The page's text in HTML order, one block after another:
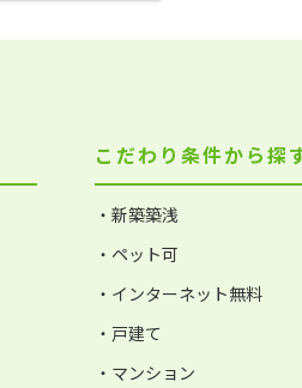
こだわり条件から探
・新築築浅
・ペット可
・インターネット無料
・戸建て
・マンション